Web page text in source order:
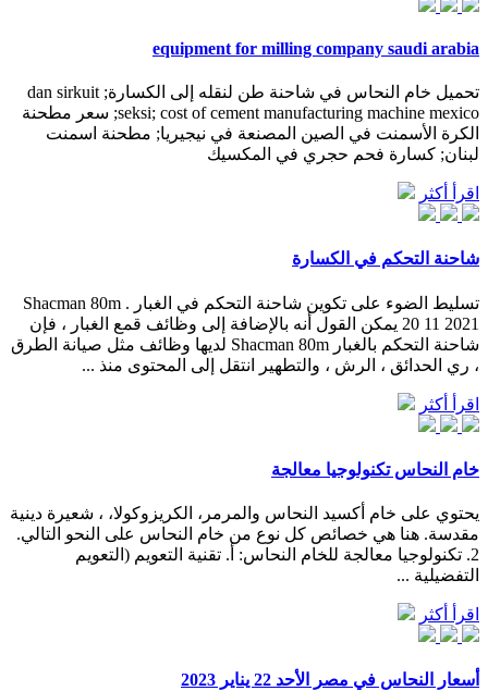
equipment for milling company saudi arabia
تحميل خام النحاس في شاحنة طن لنقله إلى الكسارة; dan sirkuit
seksi; cost of cement manufacturing machine mexico; سعر مطحنة
الكرة الأسمنت في الصين المصنعة في نيجيريا; مطحنة اسمنت
لبنان; كسارة فحم حجري في المكسيك
اقرأ أكثر
شاحنة التحكم في الكسارة
تسليط الضوء على تكوين شاحنة التحكم في الغبار Shacman 80m .
20 11 2021 يمكن القول أنه بالإضافة إلى وظائف قمع الغبار ، فإن
شاحنة التحكم بالغبار Shacman 80m لديها وظائف مثل صيانة الطرق
، ري الحدائق ، الرش ، والتطهير انتقل إلى المحتوى منذ ...
اقرأ أكثر
خام النحاس تكنولوجيا معالجة
يحتوي على خام أكسيد النحاس والمرمر، الكريزوكولا، ، شعيرة دينية
مقدسة. هنا هي خصائص كل نوع من خام النحاس على النحو التالي.
2. تكنولوجيا معالجة للخام النحاس: أ. تقنية التعويم (التعويم
التفضيلية ...
اقرأ أكثر
أسعار النحاس في مصر الأحد 22 يناير 2023